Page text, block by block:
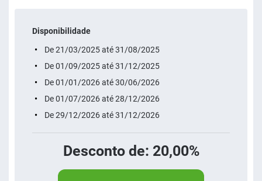
Disponibilidade
De 21/03/2025 até 31/08/2025
De 01/09/2025 até 31/12/2025
De 01/01/2026 até 30/06/2026
De 01/07/2026 até 28/12/2026
De 29/12/2026 até 31/12/2026
Desconto de: 20,00%